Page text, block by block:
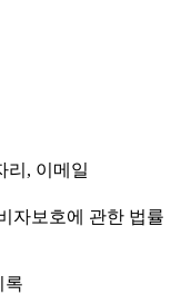
리, 이메일
자보호에 관한 법률
록